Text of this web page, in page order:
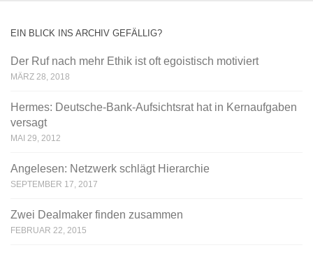
EIN BLICK INS ARCHIV GEFÄLLIG?
Der Ruf nach mehr Ethik ist oft egoistisch motiviert
MÄRZ 28, 2018
Hermes: Deutsche-Bank-Aufsichtsrat hat in Kernaufgaben
versagt
MAI 29, 2012
Angelesen: Netzwerk schlägt Hierarchie
SEPTEMBER 17, 2017
Zwei Dealmaker finden zusammen
FEBRUAR 22, 2015